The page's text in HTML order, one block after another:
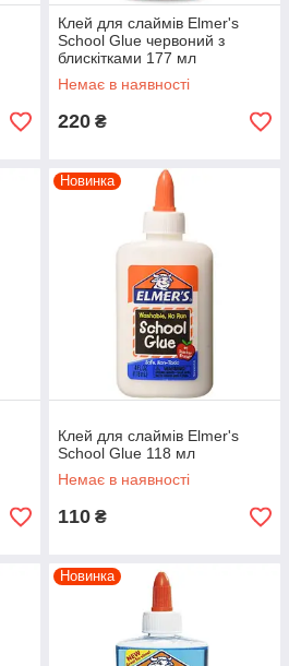
Клей для слаймів Elmer's
School Glue червоний з
блискітками 177 мл
Немає в наявності
220 ₴
Новинка
Клей для слаймів Elmer's
School Glue 118 мл
Немає в наявності
110 ₴
Новинка